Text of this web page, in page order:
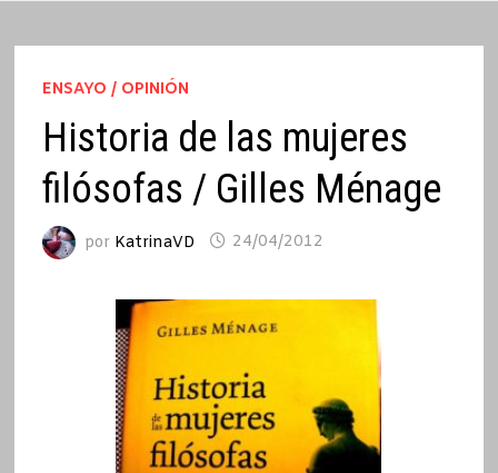
ENSAYO / OPINIÓN
Historia de las mujeres
filósofas / Gilles Ménage
por KatrinaVD 24/04/2012